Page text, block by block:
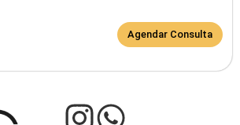
Agendar Consulta